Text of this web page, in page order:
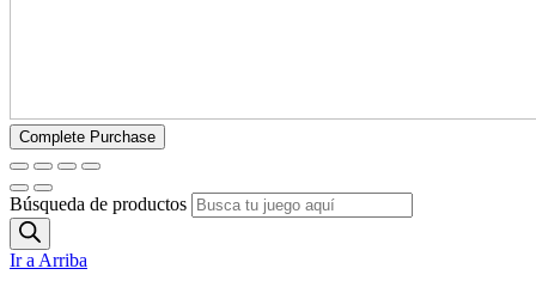
Búsqueda de productos
Ir a Arriba